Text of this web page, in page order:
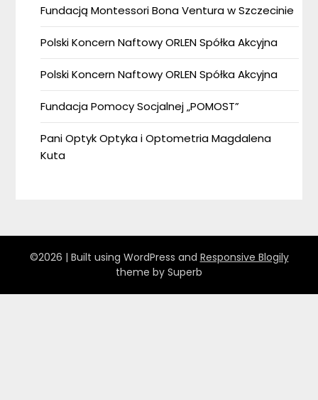
Fundacją Montessori Bona Ventura w Szczecinie
Polski Koncern Naftowy ORLEN Spółka Akcyjna
Polski Koncern Naftowy ORLEN Spółka Akcyjna
Fundacja Pomocy Socjalnej „POMOST”
Pani Optyk Optyka i Optometria Magdalena
Kuta
©2026 | Built using WordPress and Responsive Blogily
theme by Superb